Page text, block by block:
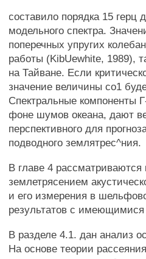
составило порядка 15 герц
модельного спектра.
поперечных упругих
работы (KibUewhite, 1989),
на Тайване. Если
значение величины со1
Спектральные компоненты
фоне шумов океана, дают
перспективного для
подводного землятрес^ния.
В главе 4
землетрясением
и его измерения в
результатов с
В разделе 4.1. дан анализ
На основе теории